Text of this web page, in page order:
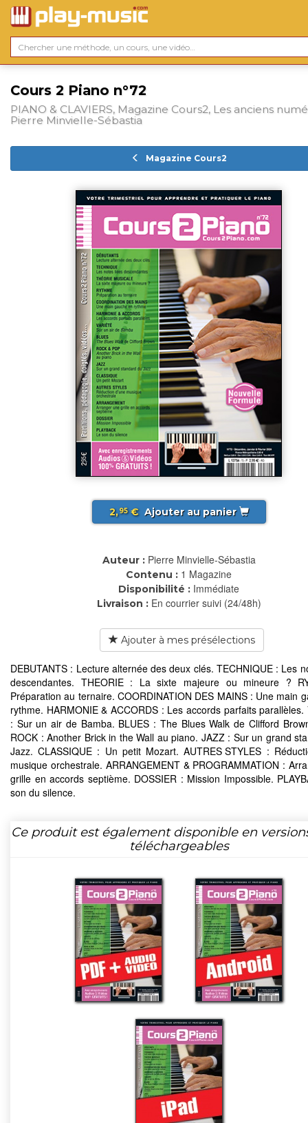
Cours 2 Piano n°72
PIANO & CLAVIERS, Magazine Cours2, Les anciens
Pierre Minvielle-Sébastia
Magazine Cours2
2,95€ Ajouter au panier
Auteur : Pierre Minvielle-Sébastia
Contenu : 1 Magazine
Disponibilité : Immédiate
Livraison : En courrier suivi (24/48h)
Ajouter à mes présélections
DEBUTANTS : Lecture alternée des deux clés. TECHNIQUE : Les
descendantes. THEORIE : La sixte majeure ou mineure ?
Préparation au ternaire. COORDINATION DES MAINS : Une main
rythme. HARMONIE & ACCORDS : Les accords parfaits parallèles.
: Sur un air de Bamba. BLUES : The Blues Walk de Clifford
ROCK : Another Brick in the Wall au piano. JAZZ : Sur un grand
Jazz. CLASSIQUE : Un petit Mozart. AUTRES STYLES :
musique orchestrale. ARRANGEMENT & PROGRAMMATION :
grille en accords septième. DOSSIER : Mission Impossible.
son du silence.
Ce produit est également disponible en
téléchargeables